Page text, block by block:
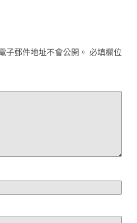
子郵件地址不會公開。 必填欄位